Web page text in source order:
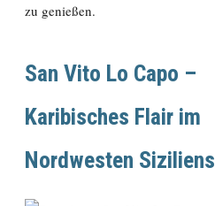
zu genießen.
San Vito Lo Capo –
Karibisches Flair im
Nordwesten Siziliens